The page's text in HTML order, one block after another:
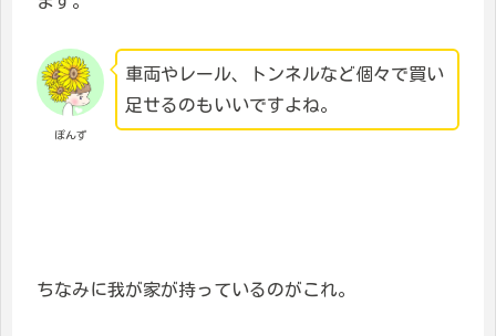
ぽんず
車両やレール、トンネルなど個々で買い
足せるのもいいですよね。
ちなみに我が家が持っているのがこれ。